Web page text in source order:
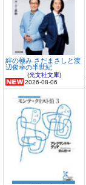
絆の極み さだまさしと渡
辺俊幸の半世紀
(光文社文庫)
2026-08-06